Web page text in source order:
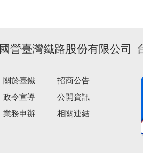
國營臺灣鐵路股份有限公司
關於臺鐵
政令宣導
業務申辦
招商公告
公開資訊
相關連結